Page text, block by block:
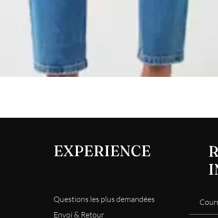
EXPERIENCE
Questions les plus demandées
Envoi & Retour